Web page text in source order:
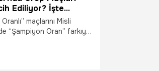
Ediliyor? İşte
maçlarını Misli
“Şampiyon Oran” farkıyla